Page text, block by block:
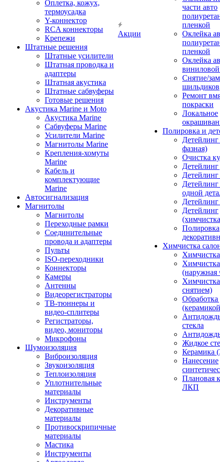
Оплетка, кожух,
термоусадка
Y-коннектор
RCA коннекторы
Крепежи
Штатные решения
Штатные усилители
Штатная проводка и
адаптеры
Штатная акустика
Штатные сабвуферы
Готовые решения
Акустика Marine и Moto
Акустика Marine
Сабвуферы Marine
Усилители Marine
Магнитолы Marine
Крепления-хомуты
Marine
Кабель и
комплектующие
Marine
Автосигнализация
Магнитолы
Магнитолы
Переходные рамки
Соединительные
провода и адаптеры
Пульты
ISO-переходники
Коннекторы
Камеры
Антенны
Видеорегистраторы
ТВ-тюннеры и
видео-сплитеры
Регистраторы,
видео, мониторы
Микрофоны
Шумоизоляция
Виброизоляция
Звукоизоляция
Теплоизоляция
Уплотнительные
материалы
Инструменты
Декоративные
материалы
Противоскрипичные
материалы
Мастика
Инструменты
Акции
части авто
пленкой
Оклейка
пленкой
Оклейка
Снятие/
шильдиков
Ремонт
покраски
Локальное
Полировка и
фазная)
Очистка
Детейлинг
одной
Детейлинг
Полировка
Химчистка
(наружная
снятием)
Обработка
стекла
Жидкое
Керамика
Нанесение
Плановая
ЛКП